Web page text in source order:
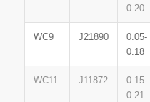
0.20
WC9 J21890
0.05-
0.18
WC11 J11872
0.15-
0.21